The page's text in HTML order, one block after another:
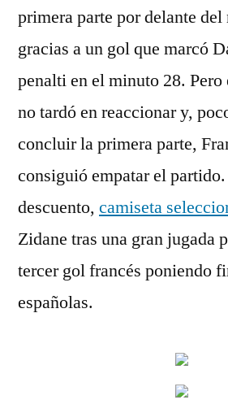
primera parte por delante del
gracias a un gol que marcó
penalti en el minuto 28.
no tardó en reaccionar y,
concluir la primera parte,
consiguió empatar el
descuento, camiseta
Zidane tras una gran jugada
tercer gol francés poniendo
españolas.